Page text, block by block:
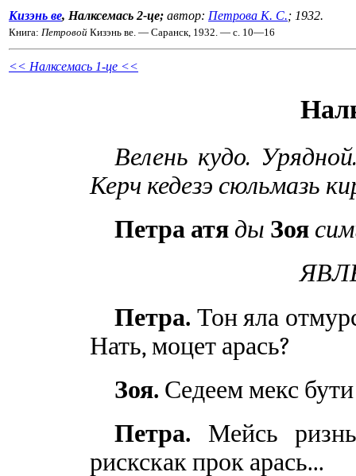
Кизэнь ве, Налксемась 2-це; автор: Петрова К. С.; 1932.
Книга: Петровой Кизэнь ве. — Саранск, 1932. — с. 10—16
<< Налксемась 1-це <<
Велень кудо.
Керч кедезэ сюльмазь
Петра атя ды Зоя
Петра. Тон яла
Нать, моцет арась?
Зоя. Седеем мекс
Петра. Мейсь
рискскак прок арась...